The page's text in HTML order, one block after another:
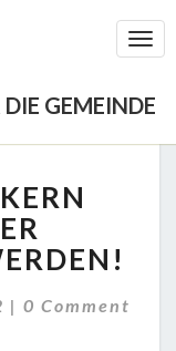
GEMEINDE
| Comments
0 Comment